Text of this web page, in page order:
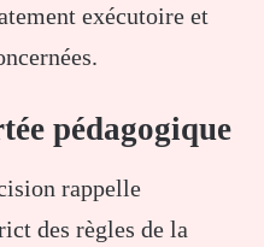
exécutoire et
pédagogique
rappelle
des règles de la